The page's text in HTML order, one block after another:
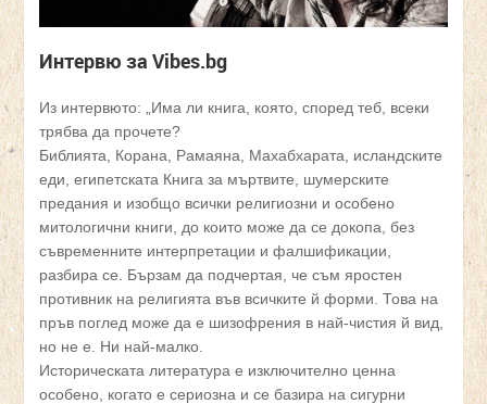
Интервю за Vibes.bg
Из интервюто: „Има ли книга, която, според теб, всеки
трябва да прочете?
Библията, Корана, Рамаяна, Махабхарата, исландските
еди, египетската Книга за мъртвите, шумерските
предания и изобщо всички религиозни и особено
митологични книги, до които може да се докопа, без
съвременните интерпретации и фалшификации,
разбира се. Бързам да подчертая, че съм яростен
противник на религията във всичките й форми. Това на
пръв поглед може да е шизофрения в най-чистия й вид,
но не е. Ни най-малко.
Историческата литература е изключително ценна
особено, когато е сериозна и се базира на сигурни